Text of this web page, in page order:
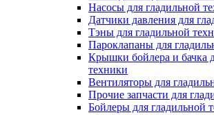
Насосы для гладильной
Датчики давления для
Тэны для гладильной
Пароклапаны для
Крышки бойлера и бачка
техники
Вентиляторы для
Прочие запчасти для
Бойлеры для гладильной